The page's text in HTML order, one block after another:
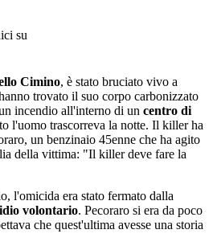
su
Cimino, è stato bruciato vivo a
trovato il suo corpo carbonizzato
incendio all'interno di un centro di
l'uomo trascorreva la notte. Il killer ha
un benzinaio 45enne che ha agito
della vittima: "Il killer deve fare la
l'omicida era stato fermato dalla
volontario. Pecoraro si era da poco
che quest'ultima avesse una storia